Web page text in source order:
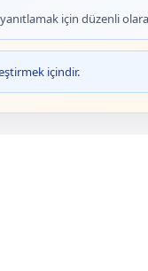
için düzenli
içindir.